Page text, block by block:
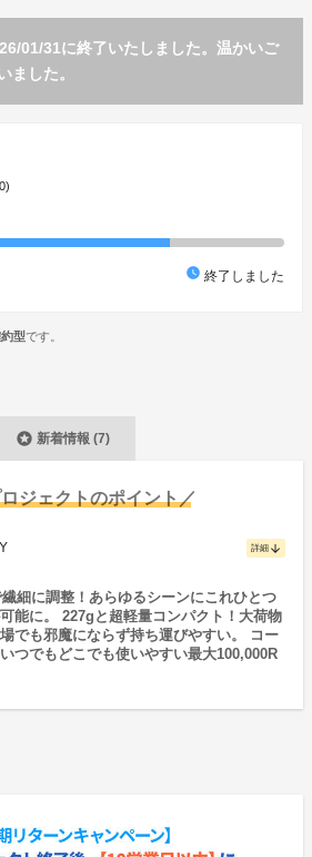
01/31に終了いたしました。温かいご
ました。
watch_later 終了しました
型です。
stars 新着情報 (7)
ジェクトのポイント／
詳細 arrow_downward
細に調整！あらゆるシーンにこれひとつ
能に。 227gと超軽量コンパクト！大荷物
でも邪魔にならず持ち運びやすい。 コー
つでもどこでも使いやすい最大100,000R